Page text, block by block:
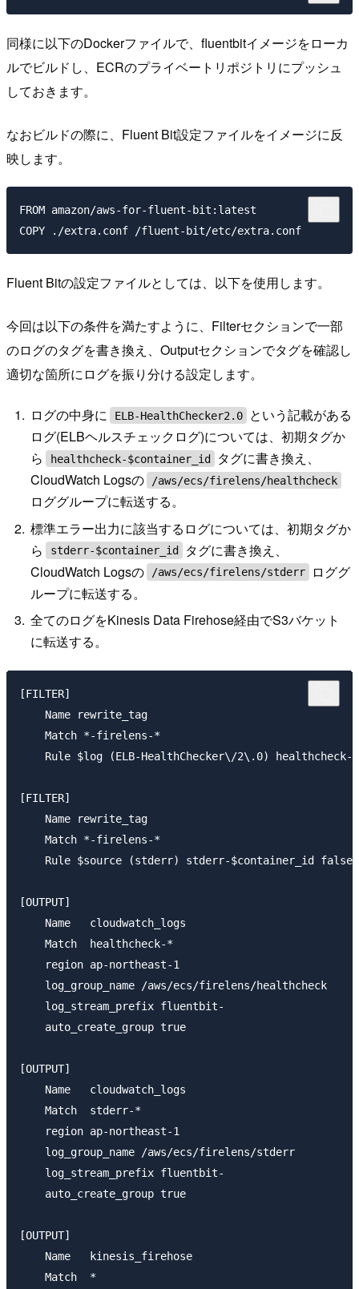
同様に以下のDockerファイルで、fluentbitイメージをローカ
ルでビルドし、ECRのプライベートリポジトリにプッシュ
しておきます。
なおビルドの際に、Fluent Bit設定ファイルをイメージに反
映します。
FROM amazon/aws-for-fluent-bit:latest
Fluent Bitの設定ファイルとしては、以下を使用します。
今回は以下の条件を満たすように、Filterセクションで一部
のログのタグを書き換え、Outputセクションでタグを確認し
適切な箇所にログを振り分ける設定します。
ログの中身に ELB-HealthChecker2.0
という記載がある
ログ(ELBヘルスチェックログ)については、初期タグか
ら
healthcheck-$container_id
タグに書き換え、
CloudWatch Logsの
/aws/ecs/firelens/healthcheck
ロググループに転送する。
標準エラー出力に該当するログについては、初期タグか
ら
stderr-$container_id
タグに書き換え、
CloudWatch Logsの
/aws/ecs/firelens/stderr
ロググ
ループに転送する。
全てのログをKinesis Data Firehose経由でS3バケット
に転送する。
[FILTER]
    Name rewrite_tag
    Match *-firelens-*
Rule $log (ELB-HealthChecker\/2\.0) healthcheck-
[FILTER]
    Name rewrite_tag
    Match *-firelens-*
    Rule $source (stderr) stderr-$container_id false
[OUTPUT]
    Name   cloudwatch_logs
    Match  healthcheck-*
    region ap-northeast-1
    log_group_name /aws/ecs/firelens/healthcheck
    log_stream_prefix fluentbit-
    auto_create_group true
[OUTPUT]
    Name   cloudwatch_logs
    Match  stderr-*
    region ap-northeast-1
    log_group_name /aws/ecs/firelens/stderr
    log_stream_prefix fluentbit-
    auto_create_group true
[OUTPUT]
    Name   kinesis_firehose
    Match  *